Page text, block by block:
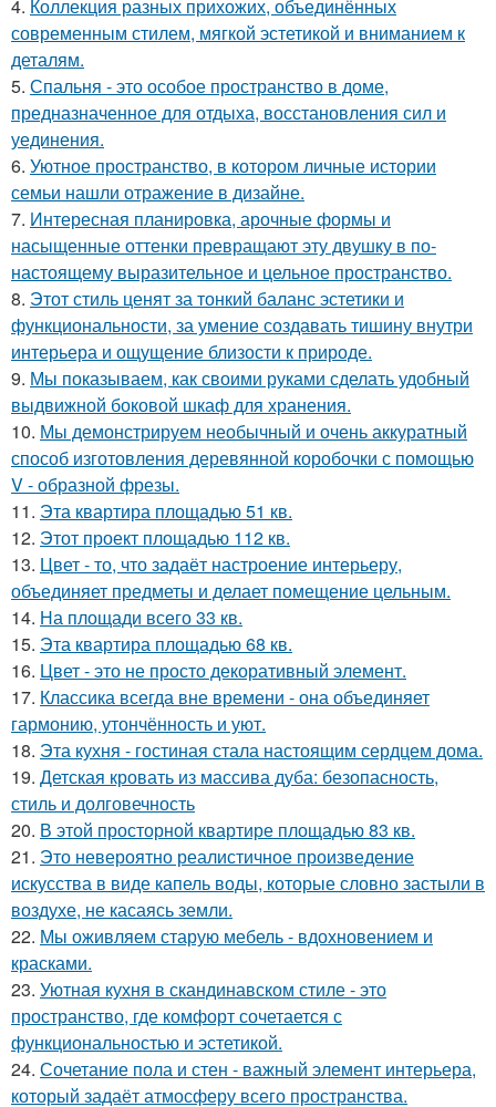
4. Коллекция разных прихожих, объединённых
современным стилем, мягкой эстетикой и вниманием к
деталям.
5. Спальня - это особое пространство в доме,
предназначенное для отдыха, восстановления сил и
уединения.
6. Уютное пространство, в котором личные истории
семьи нашли отражение в дизайне.
7. Интересная планировка, арочные формы и
насыщенные оттенки превращают эту двушку в по-
настоящему выразительное и цельное пространство.
8. Этот стиль ценят за тонкий баланс эстетики и
функциональности, за умение создавать тишину внутри
интерьера и ощущение близости к природе.
9. Мы показываем, как своими руками сделать удобный
выдвижной боковой шкаф для хранения.
10. Мы демонстрируем необычный и очень аккуратный
способ изготовления деревянной коробочки с помощью
V - образной фрезы.
11. Эта квартира площадью 51 кв.
12. Этот проект площадью 112 кв.
13. Цвет - то, что задаёт настроение интерьеру,
объединяет предметы и делает помещение цельным.
14. На площади всего 33 кв.
15. Эта квартира площадью 68 кв.
16. Цвет - это не просто декоративный элемент.
17. Классика всегда вне времени - она объединяет
гармонию, утончённость и уют.
18. Эта кухня - гостиная стала настоящим сердцем дома.
19. Детская кровать из массива дуба: безопасность,
стиль и долговечность
20. В этой просторной квартире площадью 83 кв.
21. Это невероятно реалистичное произведение
искусства в виде капель воды, которые словно застыли в
воздухе, не касаясь земли.
22. Мы оживляем старую мебель - вдохновением и
красками.
23. Уютная кухня в скандинавском стиле - это
пространство, где комфорт сочетается с
функциональностью и эстетикой.
24. Сочетание пола и стен - важный элемент интерьера,
который задаёт атмосферу всего пространства.